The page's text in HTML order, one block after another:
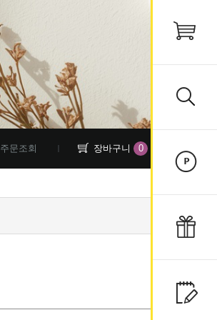
장바구니 0
주문조회